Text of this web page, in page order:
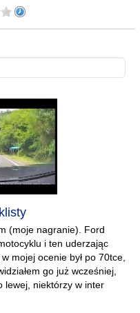
(moje nagranie). Ford
i ten uderzając
mojej ocenie był po 70tce,
go już wcześniej,
lewej, niektórzy w inter